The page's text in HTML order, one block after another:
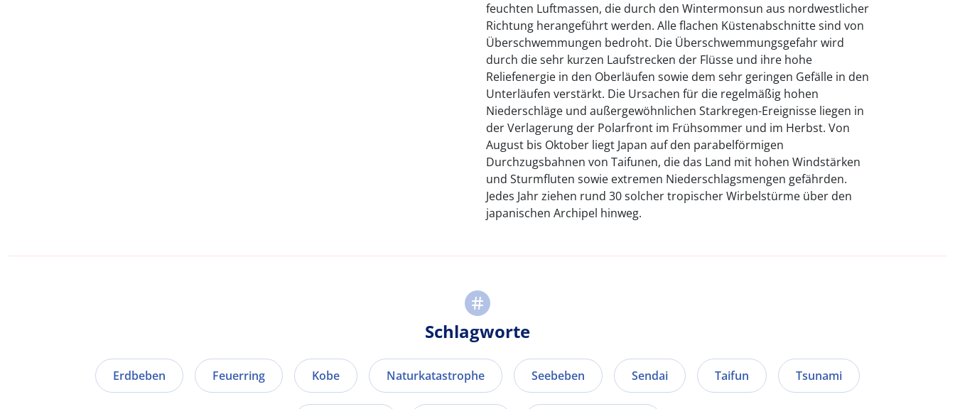
feuchten Luftmassen, die durch den Wintermonsun aus nordwestlicher
Richtung herangeführt werden. Alle flachen Küstenabschnitte sind von
Überschwemmungen bedroht. Die Überschwemmungsgefahr wird
durch die sehr kurzen Laufstrecken der Flüsse und ihre hohe
Reliefenergie in den Oberläufen sowie dem sehr geringen Gefälle in den
Unterläufen verstärkt. Die Ursachen für die regelmäßig hohen
Niederschläge und außergewöhnlichen Starkregen-Ereignisse liegen in
der Verlagerung der Polarfront im Frühsommer und im Herbst. Von
August bis Oktober liegt Japan auf den parabelförmigen
Durchzugsbahnen von Taifunen, die das Land mit hohen Windstärken
und Sturmfluten sowie extremen Niederschlagsmengen gefährden.
Jedes Jahr ziehen rund 30 solcher tropischer Wirbelstürme über den
japanischen Archipel hinweg.
Schlagworte
Erdbeben Feuerring Kobe Naturkatastrophe Seebeben Sendai Taifun Tsunami